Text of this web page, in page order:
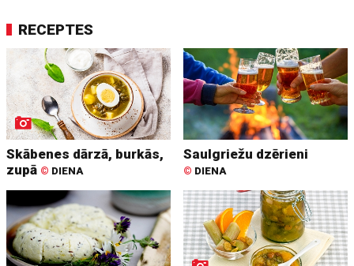
RECEPTES
Skābenes dārzā, burkās,
zupā © DIENA
Saulgriežu dzērieni
© DIENA